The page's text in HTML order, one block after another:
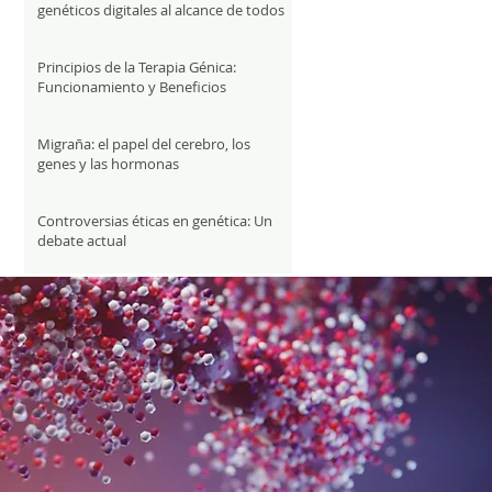
genéticos digitales al alcance de todos
Principios de la Terapia Génica:
Funcionamiento y Beneficios
Migraña: el papel del cerebro, los
genes y las hormonas
Controversias éticas en genética: Un
debate actual